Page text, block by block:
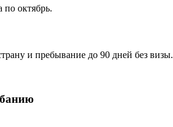
по октябрь.
и пребывание до 90 дней без визы.